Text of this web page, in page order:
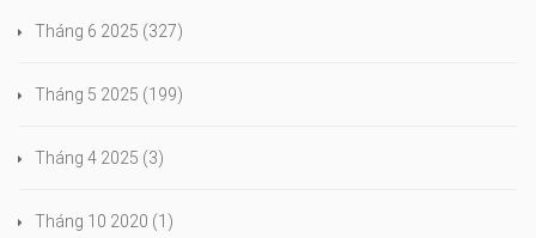
Tháng 6 2025 (327)
Tháng 5 2025 (199)
Tháng 4 2025 (3)
Tháng 10 2020 (1)